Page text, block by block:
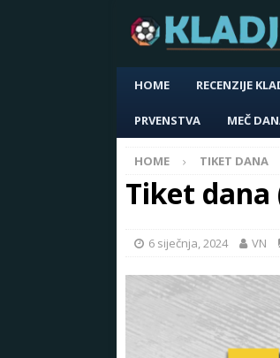
HOME RECENZIJE
PRVENSTVA MEČ
HOME TIKET DANA
Tiket dana
6 siječnja, 2024 VN